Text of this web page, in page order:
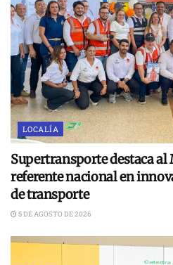
LOCALÍA
Supertransporte destaca
referente nacional en
de transporte
5 DE AGOSTO DE 2026